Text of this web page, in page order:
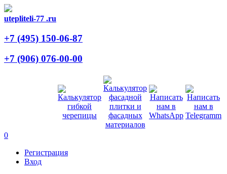
utepliteli-77 .ru
+7 (495) 150-06-87
+7 (906) 076-00-00
0
Регистрация
Вход